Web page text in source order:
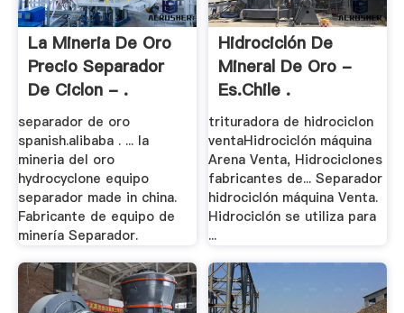
La Mineria De Oro
Precio Separador
De Ciclon - .
separador de oro
spanish.alibaba . ... la
mineria del oro
hydrocyclone equipo
separador made in china.
Fabricante de equipo de
minería Separador.
Hidrociclón De
Mineral De Oro -
Es.chile .
trituradora de hidrociclon
ventaHidrociclón máquina
Arena Venta, Hidrociclones
fabricantes de... Separador
hidrociclón máquina Venta.
Hidrociclón se utiliza para
...